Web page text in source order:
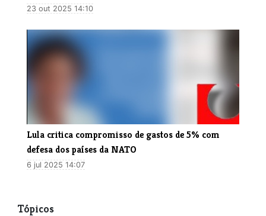
23 out 2025 14:10
Lula critica compromisso de gastos de 5% com
defesa dos países da NATO
6 jul 2025 14:07
Tópicos